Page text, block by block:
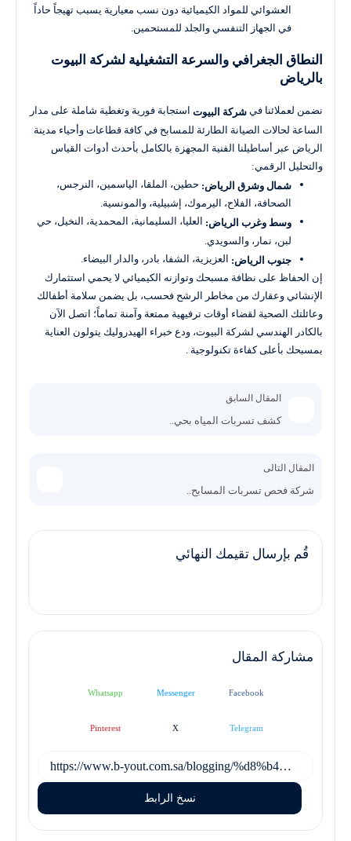
العشوائي للمواد الكيميائية دون نسب معيارية يسبب تهيجاً حاداً
في الجهاز التنفسي والجلد للمستحمين.
النطاق الجغرافي والسرعة التشغيلية لشركة البيوت
بالرياض
نضمن لعملائنا في شركة البيوت استجابة فورية وتغطية شاملة على مدار
الساعة لحالات الصيانة الطارئة للمسابح في كافة قطاعات وأحياء مدينة
الرياض عبر أساطيلنا الفنية المجهزة بالكامل بأحدث أدوات القياس
والتحليل الرقمي:
شمال وشرق الرياض: حطين، الملقا، الياسمين، النرجس،
الصحافة، الفلاح، اليرموك، إشبيلية، والمونسية.
وسط وغرب الرياض: العليا، السليمانية، المحمدية، النخيل، حي
لبن، نمار، والسويدي.
جنوب الرياض: العزيزية، الشفا، بادر، والدار البيضاء.
إن الحفاظ على نظافة مسبحك وتوازنه الكيميائي لا يحمي استثمارك
الإنشائي وعقارك من مخاطر الرشح فحسب، بل يضمن سلامة أطفالك
وعائلتك الصحية لقضاء أوقات ترفيهية ممتعة وآمنة تماماً؛ اتصل الآن
بالكادر الهندسي لشركة البيوت، ودع خبراء الهيدروليك يتولون العناية
بمسبحك بأعلى كفاءة تكنولوجية .
المقال السابق
كشف تسربات المياه بحي..
المقال التالى
شركة فحص تسربات المسابح..
قُم بإرسال تقيمك النهائي
مشاركة المقال
Facebook
Messenger
Whatsapp
Telegram
X
Pinterest
نسخ الرابط